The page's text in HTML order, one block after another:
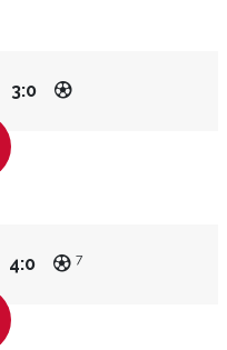
3:0
4:0 7